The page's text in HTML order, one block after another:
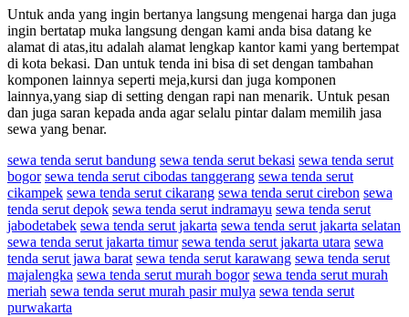
Untuk anda yang ingin bertanya langsung mengenai harga dan juga
ingin bertatap muka langsung dengan kami anda bisa datang ke
alamat di atas,itu adalah alamat lengkap kantor kami yang bertempat
di kota bekasi. Dan untuk tenda ini bisa di set dengan tambahan
komponen lainnya seperti meja,kursi dan juga komponen
lainnya,yang siap di setting dengan rapi nan menarik. Untuk pesan
dan juga saran kepada anda agar selalu pintar dalam memilih jasa
sewa yang benar.
sewa tenda serut bandung sewa tenda serut bekasi sewa tenda serut
bogor sewa tenda serut cibodas tanggerang sewa tenda serut
cikampek sewa tenda serut cikarang sewa tenda serut cirebon sewa
tenda serut depok sewa tenda serut indramayu sewa tenda serut
jabodetabek sewa tenda serut jakarta sewa tenda serut jakarta selatan
sewa tenda serut jakarta timur sewa tenda serut jakarta utara sewa
tenda serut jawa barat sewa tenda serut karawang sewa tenda serut
majalengka sewa tenda serut murah bogor sewa tenda serut murah
meriah sewa tenda serut murah pasir mulya sewa tenda serut
purwakarta